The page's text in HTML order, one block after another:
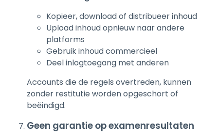
Kopieer, download of distribueer inhoud
Upload inhoud opnieuw naar andere
platforms
Gebruik inhoud commercieel
Deel inlogtoegang met anderen
Accounts die de regels overtreden, kunnen
zonder restitutie worden opgeschort of
beëindigd.
Geen garantie op examenresultaten